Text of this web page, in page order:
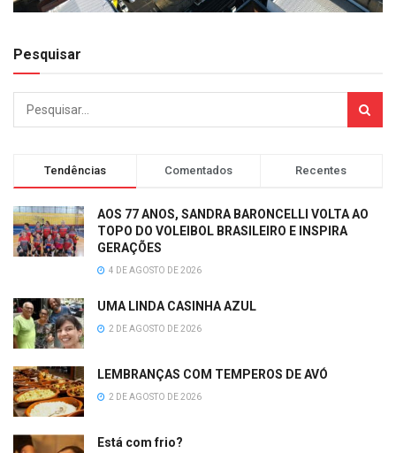
Pesquisar
Tendências Comentados Recentes
AOS 77 ANOS, SANDRA BARONCELLI VOLTA AO
TOPO DO VOLEIBOL BRASILEIRO E INSPIRA
GERAÇÕES
4 DE AGOSTO DE 2026
UMA LINDA CASINHA AZUL
2 DE AGOSTO DE 2026
LEMBRANÇAS COM TEMPEROS DE AVÓ
2 DE AGOSTO DE 2026
Está com frio?